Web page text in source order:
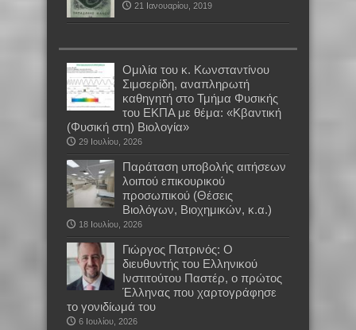
21 Ιανουαρίου, 2019
Oμιλία του κ. Κωνσταντίνου
Σιμσερίδη, αναπληρωτή
καθηγητή στο Τμήμα Φυσικής
του ΕΚΠΑ με θέμα: «Κβαντική
(Φυσική στη) Βιολογία»
29 Ιουλίου, 2026
Παράταση υποβολής αιτήσεων
λοιπού επικουρικού
προσωπικού (Θέσεις
Βιολόγων, Βιοχημικών, κ.α.)
18 Ιουλίου, 2026
Γιώργος Πατρινός: Ο
διευθυντής του Ελληνικού
Ινστιτούτου Παστέρ, ο πρώτος
Έλληνας που χαρτογράφησε
το γονιδίωμά του
6 Ιουλίου, 2026